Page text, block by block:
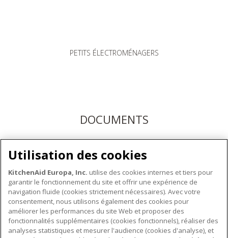
PETITS ÉLECTROMÉNAGERS
DOCUMENTS
Téléchargez les modes d'emploi ici ou enregistrez votre
produit pour bénéficier du service après-vente KitchenAid
À PROPOS DE KITCHENAID
Utilisation des cookies
KitchenAid Europa, Inc. utilise des cookies internes et tiers pour
garantir le fonctionnement du site et offrir une expérience de
navigation fluide (cookies strictement nécessaires). Avec votre
consentement, nous utilisons également des cookies pour
améliorer les performances du site Web et proposer des
fonctionnalités supplémentaires (cookies fonctionnels), réaliser des
analyses statistiques et mesurer l'audience (cookies d'analyse), et